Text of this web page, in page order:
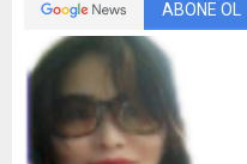
ABONE OL